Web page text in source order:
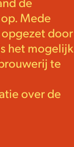
de
Mede
opgezet door
het mogelijk
te
over de